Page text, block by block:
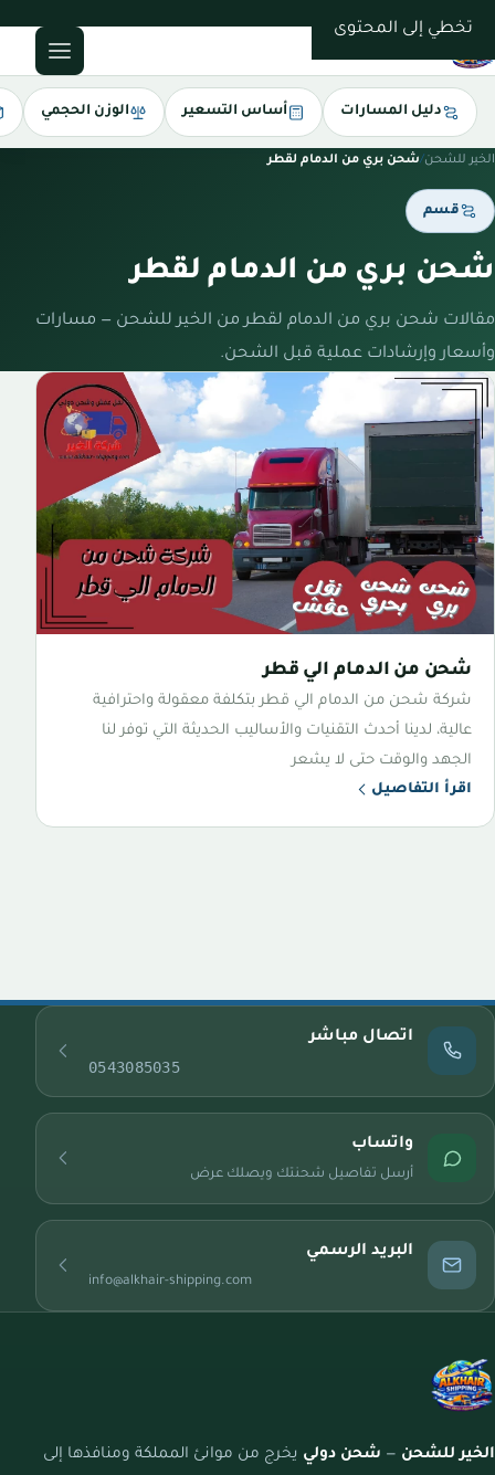
تخطي إلى المحتوى
دليل المسارات أساس التسعير الوزن الحجمي
الخير للشحن/شحن بري من الدمام لقطر
قسم
شحن بري من الدمام لقطر
مقالات شحن بري من الدمام لقطر من الخير للشحن — مسارات
وأسعار وإرشادات عملية قبل الشحن.
شحن من الدمام الي قطر
شركة شحن من الدمام الي قطر بتكلفة معقولة واحترافية
عالية، لدينا أحدث التقنيات والأساليب الحديثة التي توفر لنا
الجهد والوقت حتى لا يشعر
اقرأ التفاصيل
اتصال مباشر
0543085035
واتساب
أرسل تفاصيل شحنتك ويصلك عرض
البريد الرسمي
info@alkhair-shipping.com
الخير للشحن — شحن دولي يخرج من موانئ المملكة ومنافذها إلى